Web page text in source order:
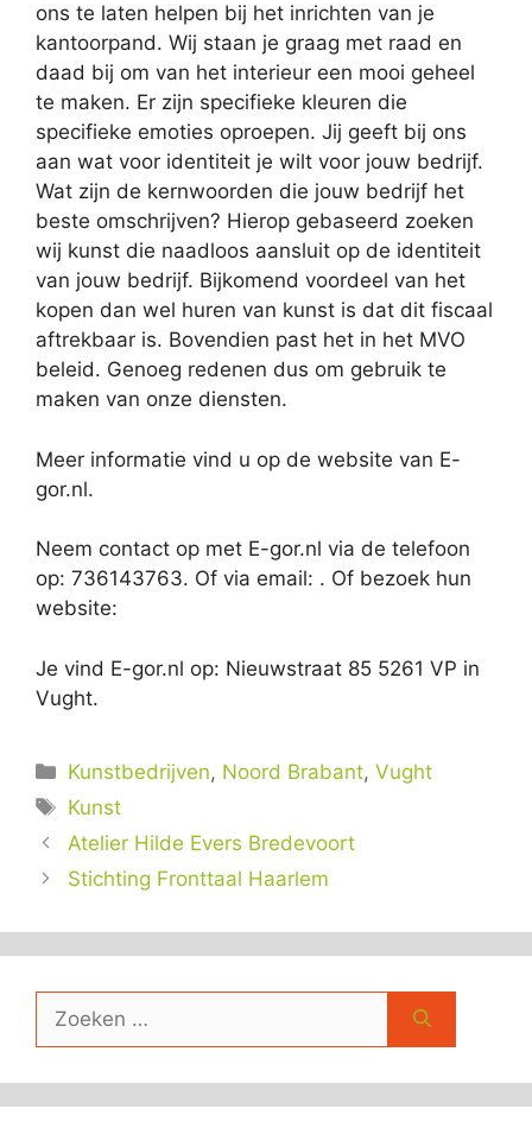
ons te laten helpen bij het inrichten van je
kantoorpand. Wij staan je graag met raad en
daad bij om van het interieur een mooi geheel
te maken. Er zijn specifieke kleuren die
specifieke emoties oproepen. Jij geeft bij ons
aan wat voor identiteit je wilt voor jouw bedrijf.
Wat zijn de kernwoorden die jouw bedrijf het
beste omschrijven? Hierop gebaseerd zoeken
wij kunst die naadloos aansluit op de identiteit
van jouw bedrijf. Bijkomend voordeel van het
kopen dan wel huren van kunst is dat dit fiscaal
aftrekbaar is. Bovendien past het in het MVO
beleid. Genoeg redenen dus om gebruik te
maken van onze diensten.
Meer informatie vind u op de website van E-
gor.nl.
Neem contact op met E-gor.nl via de telefoon
op: 736143763. Of via email: . Of bezoek hun
website:
Je vind E-gor.nl op: Nieuwstraat 85 5261 VP in
Vught.
Categorieën
Kunstbedrijven, Noord Brabant,Vught
Tags
Kunst
Atelier Hilde Evers Bredevoort
Stichting Fronttaal Haarlem
naar: